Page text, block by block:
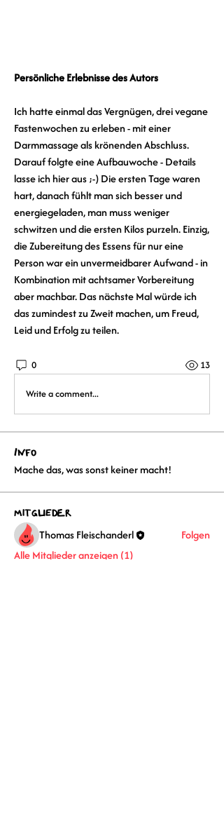
Persönliche Erlebnisse des Autors
Ich hatte einmal das Vergnügen, drei vegane
Fastenwochen zu erleben - mit einer
Darmmassage als krönenden Abschluss.
Darauf folgte eine Aufbauwoche - Details
lasse ich hier aus ;-) Die ersten Tage waren
hart, danach fühlt man sich besser und
energiegeladen, man muss weniger
schwitzen und die ersten Kilos purzeln. Einzig,
die Zubereitung des Essens für nur eine
Person war ein unvermeidbarer Aufwand - in
Kombination mit achtsamer Vorbereitung
aber machbar. Das nächste Mal würde ich
das zumindest zu Zweit machen, um Freud,
Leid und Erfolg zu teilen.
0 13
Write a comment...
Info
Mache das, was sonst keiner macht!
Mitglieder
Thomas Fleischanderl
Folgen
Alle Mitglieder anzeigen (1)